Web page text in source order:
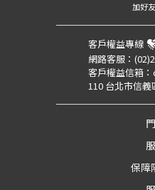
加好友
客戶權益專線
網路客服：
客戶權益信箱：
110 台北市信
保障